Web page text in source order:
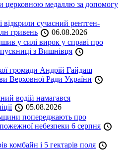
церковною медаллю за допомогу
відкрили сучасний рентген-
гривень
06.08.2026
у силі вирок у справі про
з Вишнівця
громади Андрій Гайдаш
Верховної Ради України
водій намагався
05.08.2026
попереджають про
небезпеки 6 серпня
комбайн і 5 гектарів поля